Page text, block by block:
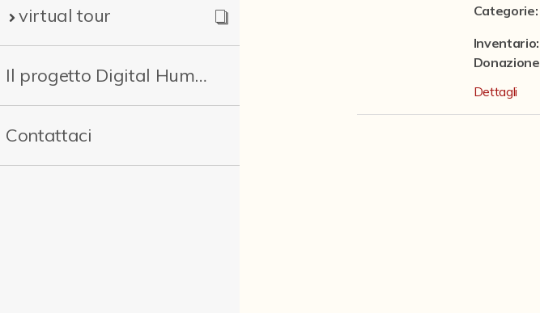
virtual tour
Il progetto Digital Humanities
Contattaci
Categorie:
Inventario:
Donazione
Dettagli